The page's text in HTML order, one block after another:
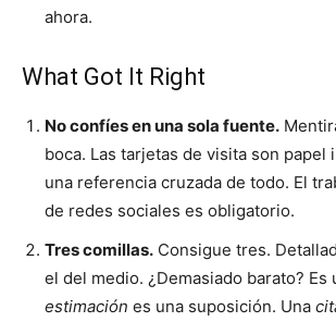
ahora.
What Got It Right
No confíes en una sola fuente.
boca. Las tarjetas de visita son papel
una referencia cruzada de todo. El
de redes sociales es obligatorio.
Tres comillas. Consigue tres.
el del medio. ¿Demasiado barato? Es
estimación es una suposición. Una